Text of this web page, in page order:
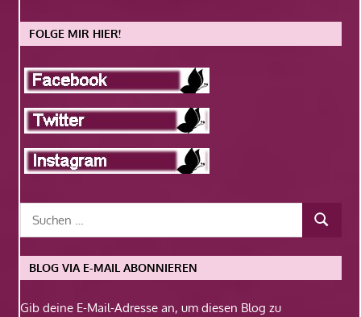
FOLGE MIR HIER!
BLOG VIA E-MAIL ABONNIEREN
Gib deine E-Mail-Adresse an, um diesen Blog zu